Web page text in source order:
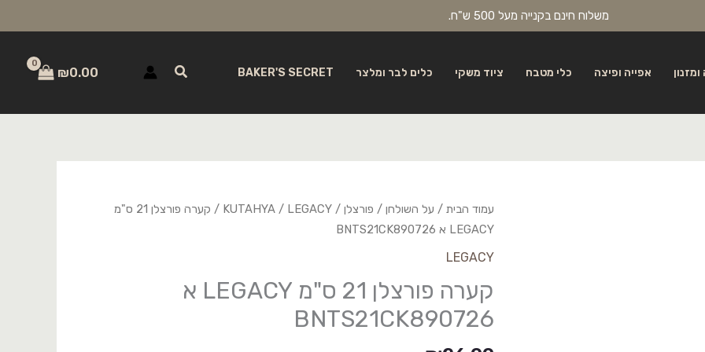
משלוח חינם בקנייה מעל 500 ש"ח.
אפייה ופיצה כלי מטבח ציוד משקי כלים לבר ומלצר BAKER'S SECRET חיפוש ₪0.00
עמוד הבית / על השולחן / פורצלן /
KUTAHYA/ LEGACY
/ קערה פורצלן 21 ס"מ
LEGACY א BNTS21CK890726
LEGACY
קערה פורצלן 21 ס"מ LEGACY א
BNTS21CK890726